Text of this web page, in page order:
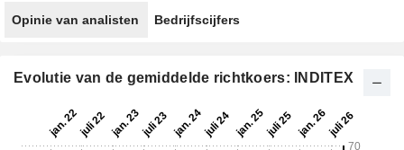
Opinie van analisten Bedrijfscijfers
Evolutie van de gemiddelde richtkoers: INDITEX